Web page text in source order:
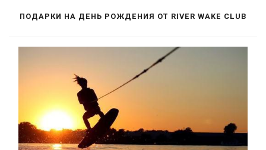
ПОДАРКИ НА ДЕНЬ РОЖДЕНИЯ ОТ RIVER WAKE CLUB